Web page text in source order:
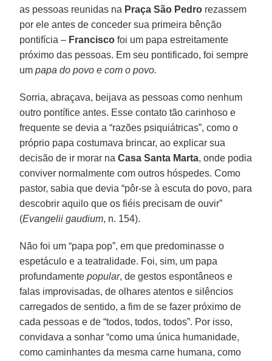
as pessoas reunidas na Praça São Pedro rezassem
por ele antes de conceder sua primeira bênção
pontifícia – Francisco foi um papa estreitamente
próximo das pessoas. Em seu pontificado, foi sempre
umpapa do povo e com o povo.
Sorria, abraçava, beijava as pessoas como nenhum
outro pontífice antes. Esse contato tão carinhoso e
frequente se devia a “razões psiquiátricas”, como o
próprio papa costumava brincar, ao explicar sua
decisão de ir morar naCasa Santa Marta, onde podia
conviver normalmente com outros hóspedes. Como
pastor, sabia que devia “pôr-se à escuta do povo, para
descobrir aquilo que os fiéis precisam de ouvir”
(Evangelii gaudium, n. 154).
Não foi um “papa pop”, em que predominasse o
espetáculo e a teatralidade. Foi, sim, um papa
profundamentepopular, de gestos espontâneos e
falas improvisadas, de olhares atentos e silêncios
carregados de sentido, a fim de se fazer próximo de
cada pessoas e de “todos, todos, todos”. Por isso,
convidava a sonhar “como uma única humanidade,
como caminhantes da mesma carne humana, como